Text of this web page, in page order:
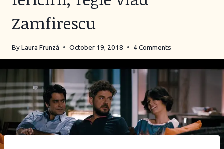
Zamfirescu
ByLaura Frunză October 19, 2018 4 Comments